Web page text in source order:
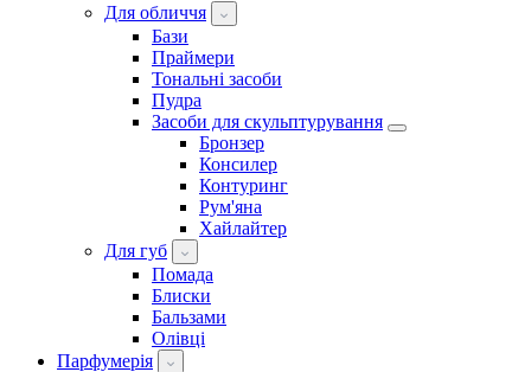
Для обличчя
Бази
Праймери
Тональні засоби
Пудра
Засоби для скульптурування
Бронзер
Консилер
Контуринг
Рум'яна
Хайлайтер
Для губ
Помада
Блиски
Бальзами
Олівці
Парфумерія